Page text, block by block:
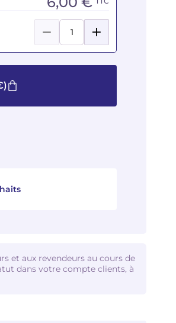
et aux revendeurs au cours de
dans votre compte clients, à